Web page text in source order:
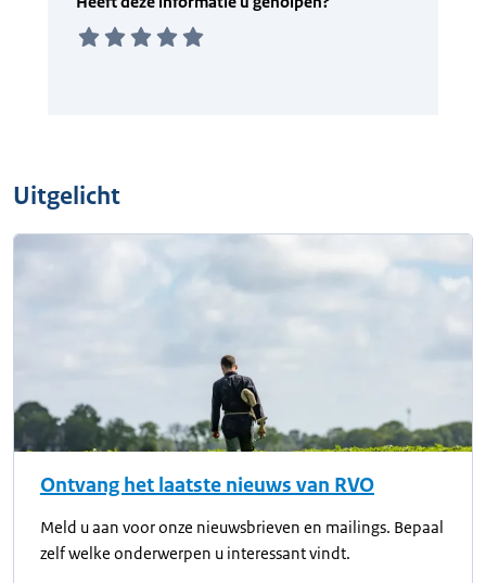
Uitgelicht
Ontvang het laatste nieuws van RVO
Meld u aan voor onze nieuwsbrieven en mailings. Bepaal
zelf welke onderwerpen u interessant vindt.